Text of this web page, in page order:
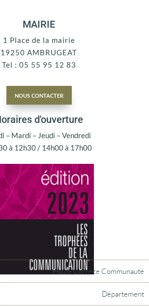
MAIRIE
1 Place de la mairie
19250 AMBRUGEAT
Tel : 05 55 95 12 83
nous contacter
d'ouverture
– Mardi – Jeudi – Vendredi
à 12h30 / 14h00 à 17h00
Haute Corrèze Communauté
Département